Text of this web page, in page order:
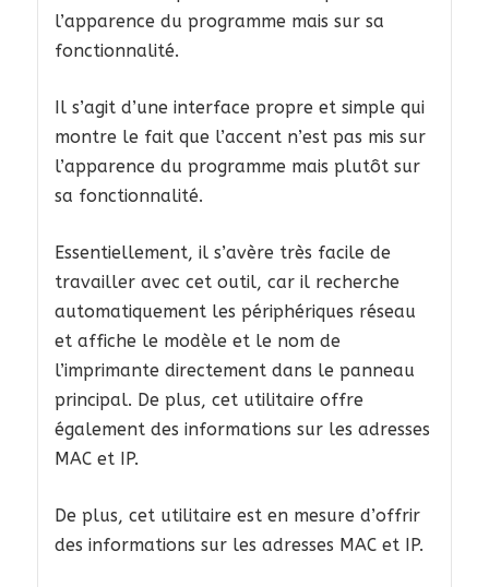
l’apparence du programme mais sur sa
fonctionnalité.
Il s’agit d’une interface propre et simple qui
montre le fait que l’accent n’est pas mis sur
l’apparence du programme mais plutôt sur
sa fonctionnalité.
Essentiellement, il s’avère très facile de
travailler avec cet outil, car il recherche
automatiquement les périphériques réseau
et affiche le modèle et le nom de
l’imprimante directement dans le panneau
principal. De plus, cet utilitaire offre
également des informations sur les adresses
MAC et IP.
De plus, cet utilitaire est en mesure d’offrir
des informations sur les adresses MAC et IP.